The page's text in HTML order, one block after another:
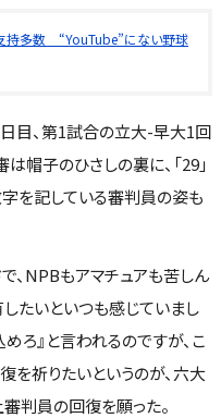
持多数 “YouTube”にない野球
目、第1試合の立大-早大1回
帽子のひさしの裏に、「29」
を記している審判員の姿も
、NPBもアマチュアも苦しん
たいといつも感じていまし
ろ』と言われるのですが、こ
を祈りたいというのが、六大
判員の回復を願った。